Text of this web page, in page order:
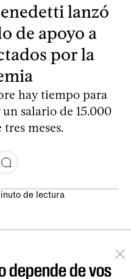
lanzó
de apoyo a
por la
hay tiempo para
salario de 15.000
meses.
de lectura
depende de vos